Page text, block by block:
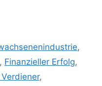
,
, Finanzieller Erfolg,
,